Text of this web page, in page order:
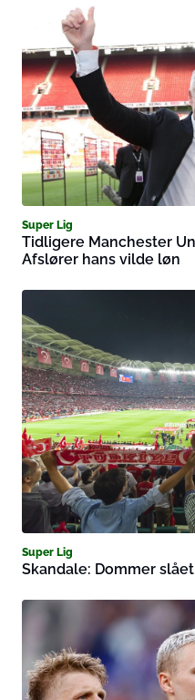
Super Lig
Tidligere Manchester
Afslører hans vilde løn
Super Lig
Skandale: Dommer